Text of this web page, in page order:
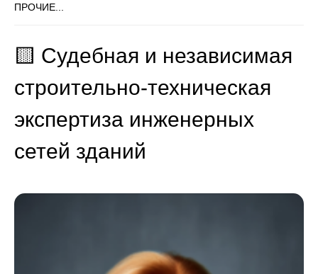
ПРОЧИЕ...
🟨 Судебная и независимая
строительно-техническая
экспертиза инженерных
сетей зданий